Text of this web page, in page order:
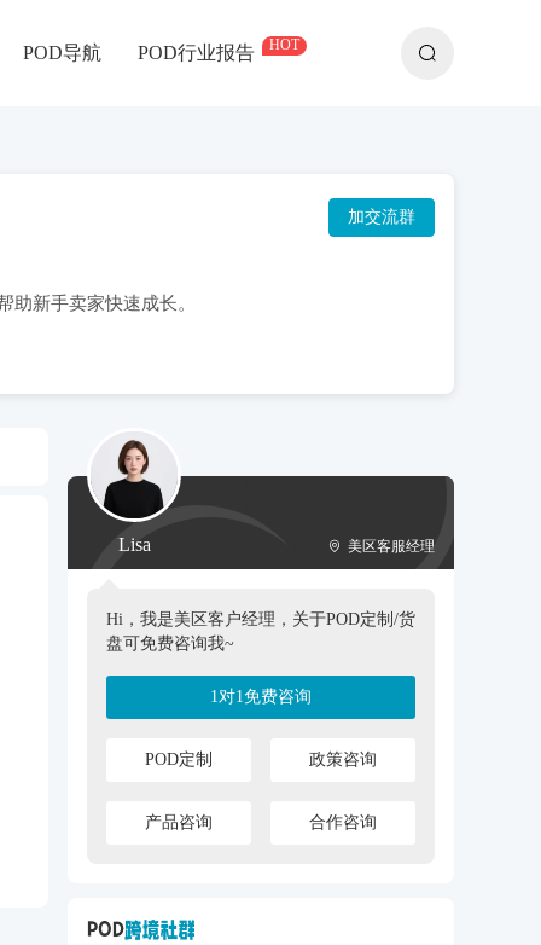
POD导航 POD行业报告 HOT
加交流群
新手卖家快速成长。
Lisa 美区客服经理
Hi，我是美区客户经理，关于POD定制/货
盘可免费咨询我~
1对1免费咨询
POD定制 政策咨询
产品咨询 合作咨询